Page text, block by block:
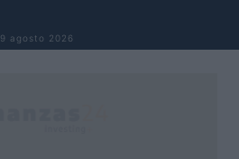
9 agosto 2026